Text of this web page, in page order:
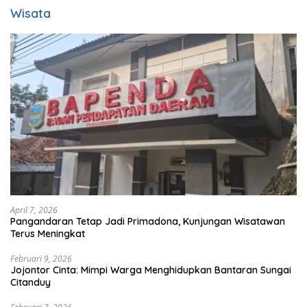
Wisata
April 7, 2026
Pangandaran Tetap Jadi Primadona, Kunjungan Wisatawan
Terus Meningkat
Februari 9, 2026
Jojontor Cinta: Mimpi Warga Menghidupkan Bantaran Sungai
Citanduy